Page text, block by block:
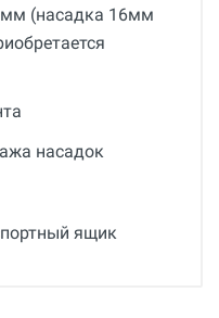
(насадка 16мм
насадок
ящик